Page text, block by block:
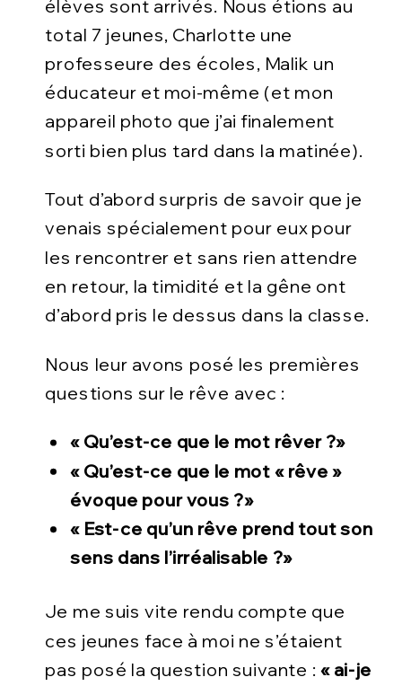
élèves sont arrivés. Nous étions au
total 7 jeunes, Charlotte une
professeure des écoles, Malik un
éducateur et moi-même (et mon
appareil photo que j’ai finalement
sorti bien plus tard dans la matinée).
Tout d’abord surpris de savoir que je
venais spécialement pour eux pour
les rencontrer et sans rien attendre
en retour, la timidité et la gêne ont
d’abord pris le dessus dans la classe.
Nous leur avons posé les premières
questions sur le rêve avec :
« Qu’est-ce que le mot rêver ?»
« Qu’est-ce que le mot « rêve »
évoque pour vous ?»
« Est-ce qu’un rêve prend tout son
sens dans l’irréalisable ?»
Je me suis vite rendu compte que
ces jeunes face à moi ne s’étaient
pas posé la question suivante : « ai-je